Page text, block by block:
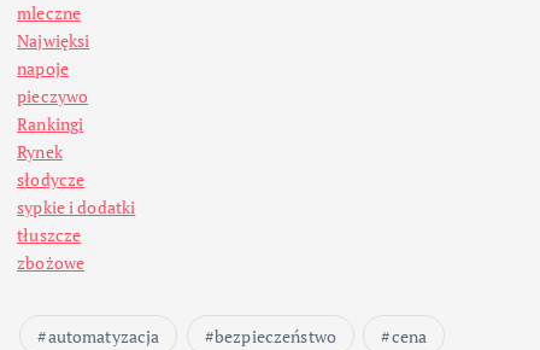
mleczne
Najwięksi
napoje
pieczywo
Rankingi
Rynek
słodycze
sypkie i dodatki
tłuszcze
zbożowe
automatyzacja bezpieczeństwo
cena